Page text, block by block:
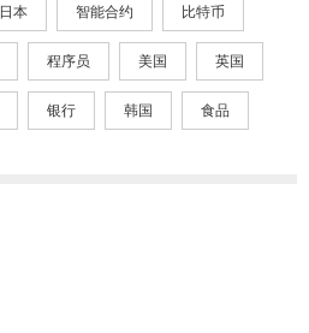
日本 智能合约 比特币
程序员 美国 英国
银行 韩国 食品